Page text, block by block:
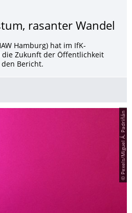
rasanter Wandel
Hamburg) hat im IfK-
die Zukunft der Öffentlichkeit
Bericht.
© Pexels/Miguel Á. Padriñán